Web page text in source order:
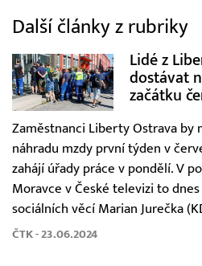
Další články z rubriky
Lidé z
dostávat
začátku
Zaměstnanci Liberty Ostrava by
náhradu mzdy první týden v
zahájí úřady práce v pondělí. V
Moravce v České televizi to
sociálních věcí Marian Jurečka
ČTK - 23.06.2024